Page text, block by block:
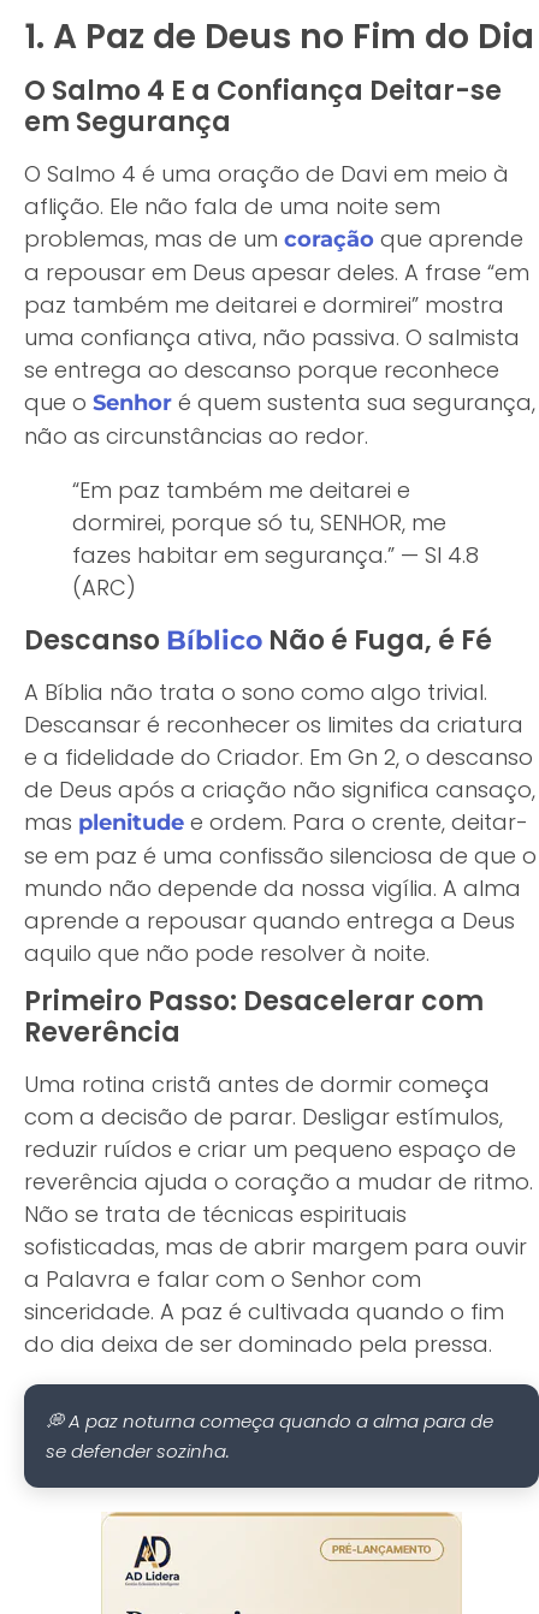
1. A Paz de Deus no Fim do Dia
O Salmo 4 E a Confiança Deitar-se
em Segurança
O Salmo 4 é uma oração de Davi em meio à
aflição. Ele não fala de uma noite sem
problemas, mas de um coração que aprende
a repousar em Deus apesar deles. A frase “em
paz também me deitarei e dormirei” mostra
uma confiança ativa, não passiva. O salmista
se entrega ao descanso porque reconhece
que o Senhor é quem sustenta sua segurança,
não as circunstâncias ao redor.
“Em paz também me deitarei e
dormirei, porque só tu, SENHOR, me
fazes habitar em segurança.” — Sl 4.8
(ARC)
Descanso Bíblico Não é Fuga, é Fé
A Bíblia não trata o sono como algo trivial.
Descansar é reconhecer os limites da criatura
e a fidelidade do Criador. Em Gn 2, o descanso
de Deus após a criação não significa cansaço,
mas plenitude e ordem. Para o crente, deitar-
se em paz é uma confissão silenciosa de que o
mundo não depende da nossa vigília. A alma
aprende a repousar quando entrega a Deus
aquilo que não pode resolver à noite.
Primeiro Passo: Desacelerar com
Reverência
Uma rotina cristã antes de dormir começa
com a decisão de parar. Desligar estímulos,
reduzir ruídos e criar um pequeno espaço de
reverência ajuda o coração a mudar de ritmo.
Não se trata de técnicas espirituais
sofisticadas, mas de abrir margem para ouvir
a Palavra e falar com o Senhor com
sinceridade. A paz é cultivada quando o fim
do dia deixa de ser dominado pela pressa.
💭 A paz noturna começa quando a alma para de
se defender sozinha.